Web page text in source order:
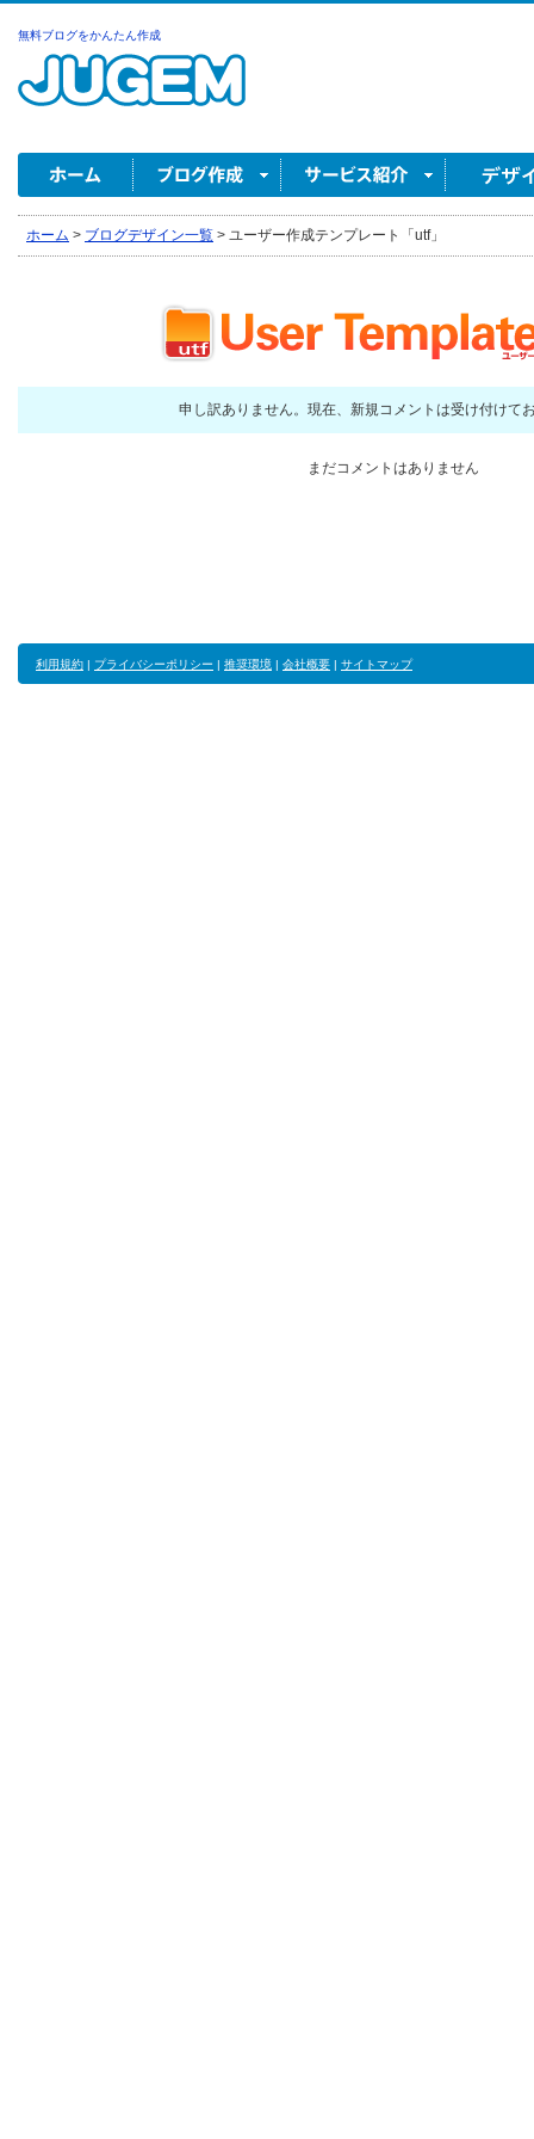
無料ブログをかんたん作成
ホーム > ブログデザイン一覧 > ユーザー作成テンプレート「utf」
申し訳ありません。現在、新規コメントは受け付けて
まだコメントはありません
利用規約 | プライバシーポリシー | 推奨環境 | 会社概要 | サイトマップ